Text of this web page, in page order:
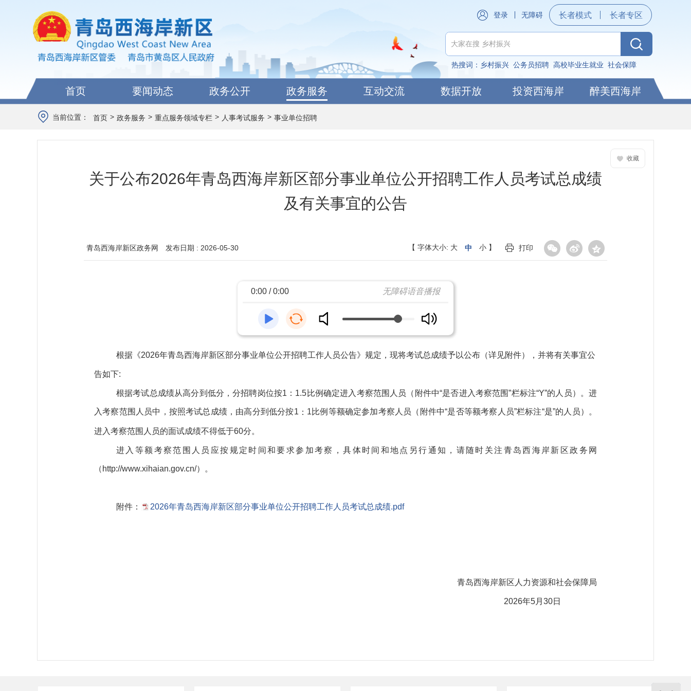
登录 无障碍 长者模式 长者专区
热搜词： 乡村振兴 公务员招聘 高校毕业生就业 社会保障
首页 要闻动态 政务公开 政务服务 互动交流 数据开放 投资西海岸 醉美西海岸
当前位置： 首页 > 政务服务 > 重点服务领域专栏 > 人事考试服务 > 事业单位招聘
收藏
关于公布2026年青岛西海岸新区部分事业单位公开招聘工作人员考试总成绩
及有关事宜的公告
青岛西海岸新区政务网 发布日期 : 2026-05-30 【 字体大小: 大 中 小 】 打印
无障碍语音播报
0:00 / 0:00
根据《2026年青岛西海岸新区部分事业单位公开招聘工作人员公告》规定，现将考试总成绩予以公布（详见附件），并将有关事宜公
告如下:
根据考试总成绩从高分到低分，分招聘岗位按1：1.5比例确定进入考察范围人员（附件中“是否进入考察范围”栏标注“Y”的人员）。进
入考察范围人员中，按照考试总成绩，由高分到低分按1： 1比例等额确定参加考察人员（附件中“是否等额考察人员”栏标注“是”的人员）。
进入考察范围人员的面试成绩不得低于60分。
进入等额考察范围人员应按规定时间和要求参加考察，具体时间和地点另行通知，请随时关注青岛西海岸新区政务网
（http://www.xihaian.gov.cn/）。
附件： 2026年青岛西海岸新区部分事业单位公开招聘工作人员考试总成绩.pdf
青岛西海岸新区人力资源和社会保障局
2026年5月30日